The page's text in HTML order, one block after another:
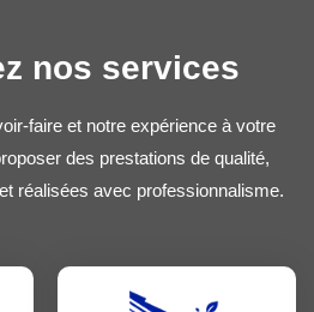
nos services
faire et notre expérience à votre
des prestations de qualité,
réalisées avec professionnalisme.